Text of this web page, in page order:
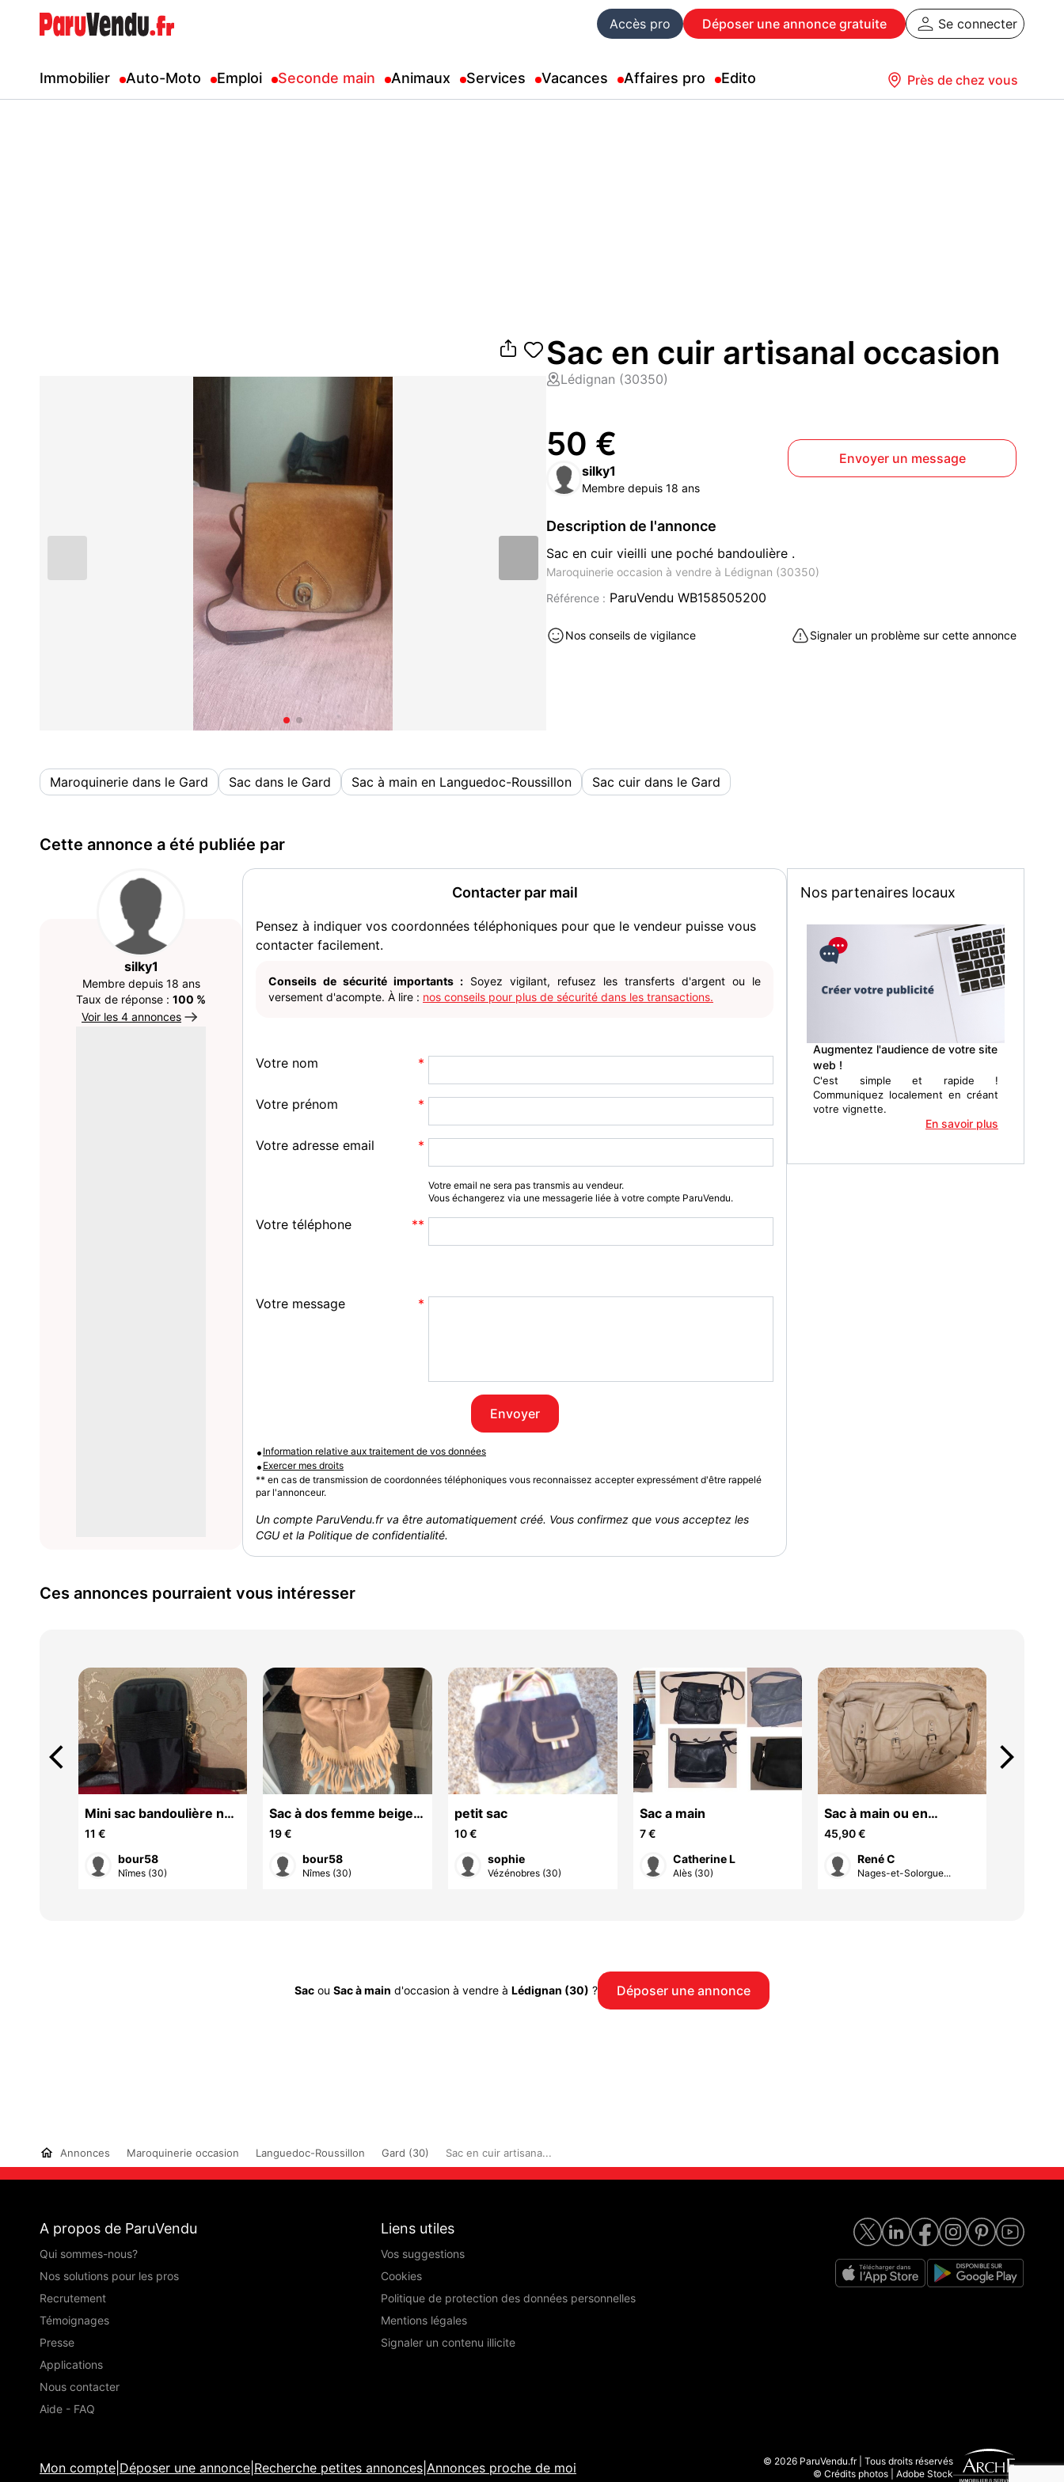
Accès pro Déposer une annonce gratuite Se connecter
Immobilier Auto-Moto Emploi Seconde main Animaux Services Vacances Affaires pro Edito Près de chez vous
Sac en cuir artisanal occasion
Lédignan (30350)
50 €
silky1
Membre depuis 18 ans
Envoyer un message
Description de l'annonce
Sac en cuir vieilli une poché bandoulière .
Maroquinerie occasion à vendre à Lédignan (30350)
Référence : ParuVendu WB158505200
Nos conseils de vigilance Signaler un problème sur cette annonce
Maroquinerie dans le Gard Sac dans le Gard Sac à main en Languedoc-Roussillon Sac cuir dans le Gard
Cette annonce a été publiée par
silky1
Membre depuis 18 ans
Taux de réponse : 100 %
Voir les 4 annonces
Contacter par mail
Pensez à indiquer vos coordonnées téléphoniques pour que le vendeur puisse vous
contacter facilement.
Conseils de sécurité importants : Soyez vigilant, refusez les transferts d'argent ou le
versement d'acompte. À lire : nos conseils pour plus de sécurité dans les transactions.
Votre nom
Votre prénom
Votre adresse email
Votre email ne sera pas transmis au vendeur.
Vous échangerez via une messagerie liée à votre compte ParuVendu.
Votre téléphone
Votre message
Envoyer
• Information relative aux traitement de vos données
• Exercer mes droits
** en cas de transmission de coordonnées téléphoniques vous reconnaissez accepter expressément d'être rappelé
par l'annonceur.
Un compte ParuVendu.fr va être automatiquement créé. Vous confirmez que vous acceptez les
CGU et la Politique de confidentialité.
Nos partenaires locaux
Augmentez l'audience de votre site
web !
C'est simple et rapide !
Communiquez localement en créant
votre vignette.
En savoir plus
Ces annonces pourraient vous intéresser
Mini sac bandoulière noir
- Neuf
11 €
bour58
Nîmes (30)
Sac à dos femme beige
franges style bohème -
Très bon état
19 €
bour58
Nîmes (30)
petit sac
10 €
sophie
Vézénobres (30)
Sac a main
7 €
Catherine L
Alès (30)
Sac à main ou en
bandoulière Lacoste
45,90 €
René C
Nages-et-Solorgue...
arrow_back_ios arrow_forward_ios
Sac ou Sac à main d'occasion à vendre à Lédignan (30) ? Déposer une annonce
Annonces Maroquinerie occasion Languedoc-Roussillon Gard (30) Sac en cuir artisana...
A propos de ParuVendu
Qui sommes-nous?
Nos solutions pour les pros
Recrutement
Témoignages
Presse
Applications
Nous contacter
Aide - FAQ
Liens utiles
Vos suggestions
Cookies
Politique de protection des données personnelles
Mentions légales
Signaler un contenu illicite
Mon compte Déposer une annonce Recherche petites annonces Annonces proche de moi
© 2026 ParuVendu.fr | Tous droits réservés
© Crédits photos | Adobe Stock